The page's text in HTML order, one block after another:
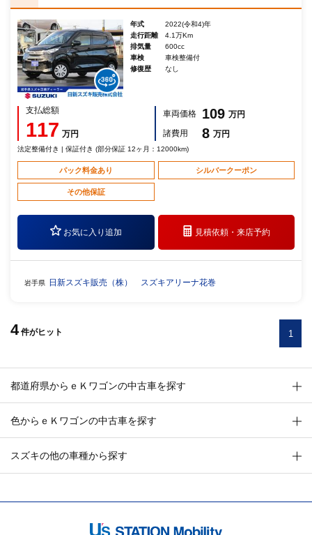
年式
2022(令和4)年
走行距離
4.1万Km
排気量
600cc
車検
車検整備付
修復歴
なし
支払総額
117 万円
車両価格 109 万円
諸費用
8 万円
法定整備付き | 保証付き (部分保証 12ヶ月：12000km)
パック料金あり シルバークーポン
その他保証
お気に入り追加 見積依頼・来店予約
岩手県 日新スズキ販売（株） スズキアリーナ花巻
4 件がヒット 1
都道府県からｅＫワゴンの中古車を探す
色からｅＫワゴンの中古車を探す
スズキの他の車種から探す